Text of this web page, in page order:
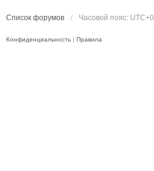
Список форумов Часовой пояс:
Конфиденциальность | Правила